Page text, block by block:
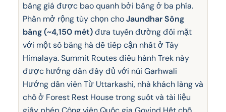
băng giá được bao quanh bởi băng ở ba phía.
Phần mở rộng tùy chọn choJaundhar Sông
băng (~4,150 mét)đưa tuyến đường đối mặt
với một số băng hà dễ tiếp cận nhất ở Tây
Himalaya. Summit Routes điều hành Trek này
được hướng dẫn đầy đủ với núi Garhwali
Hướng dẫn viên Từ Uttarkashi, nhà khách làng và
chỗ ở Forest Rest House trong suốt và tài liệu